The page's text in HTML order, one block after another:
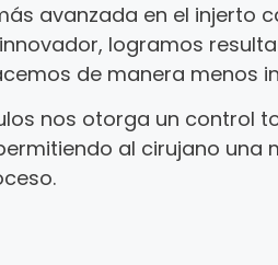
avanzada en el injerto
logramos
de manera menos
nos otorga un control
al cirujano una